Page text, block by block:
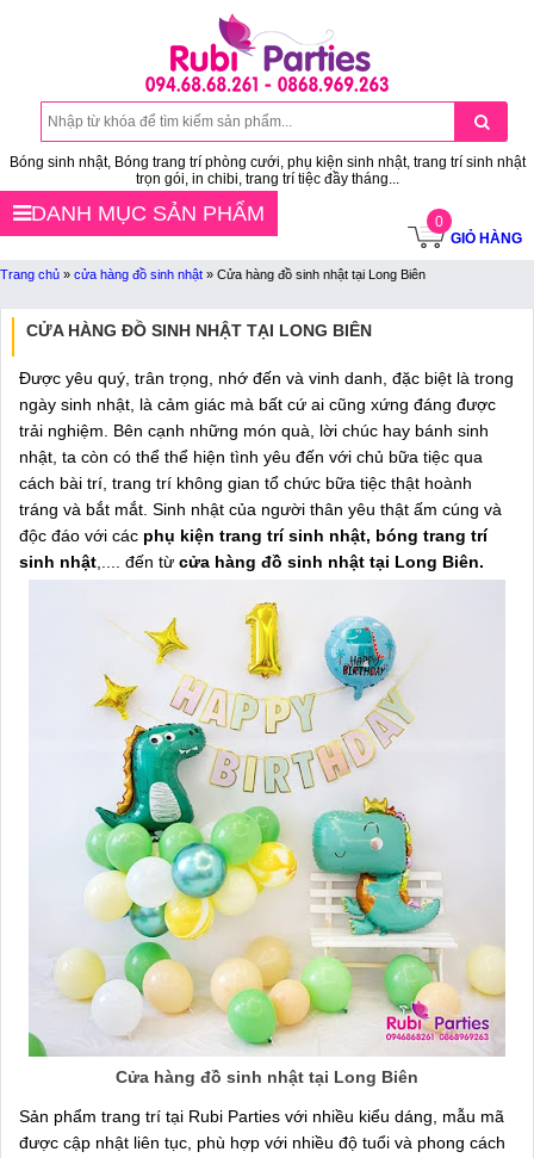
Bóng sinh nhật, Bóng trang trí phòng cưới, phụ kiện sinh nhật, trang trí sinh nhật
trọn gói, in chibi, trang trí tiệc đầy tháng...
0
GIỎ HÀNG
DANH MỤC SẢN PHẨM
Trang chủ » cửa hàng đồ sinh nhật » Cửa hàng đồ sinh nhật tại Long Biên
CỬA HÀNG ĐỒ SINH NHẬT TẠI LONG BIÊN
Được yêu quý, trân trọng, nhớ đến và vinh danh, đặc biệt là trong
ngày sinh nhật, là cảm giác mà bất cứ ai cũng xứng đáng được
trải nghiệm. Bên cạnh những món quà, lời chúc hay bánh sinh
nhật, ta còn có thể thể hiện tình yêu đến với chủ bữa tiệc qua
cách bài trí, trang trí không gian tổ chức bữa tiệc thật hoành
tráng và bắt mắt. Sinh nhật của người thân yêu thật ấm cúng và
độc đáo với các phụ kiện trang trí sinh nhật, bóng trang trí
sinh nhật ,.... đến từ cửa hàng đồ sinh nhật tại Long Biên.
Cửa hàng đồ sinh nhật tại Long Biên
Sản phẩm trang trí tại Rubi Parties với nhiều kiểu dáng, mẫu mã
được cập nhật liên tục, phù hợp với nhiều độ tuổi và phong cách